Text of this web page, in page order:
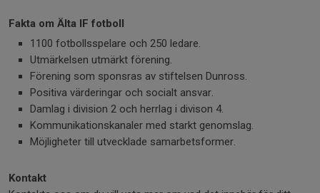
Fakta om Älta IF fotboll
1100 fotbollsspelare och 250 ledare.
Utmärkelsen utmärkt förening.
Förening som sponsras av stiftelsen Dunross.
Positiva värderingar och socialt ansvar.
Damlag i division 2 och herrlag i divison 4.
Kommunikationskanaler med starkt genomslag.
Möjligheter till utvecklade samarbetsformer.
Kontakt